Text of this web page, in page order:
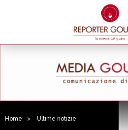
Home > Ultime notizie